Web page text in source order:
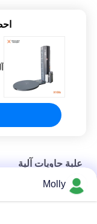
علبة حاويات آلية
حزمة سريعة
Molly